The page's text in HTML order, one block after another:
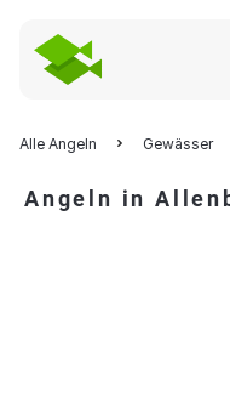
Alle Angeln Gewässer
Angeln in